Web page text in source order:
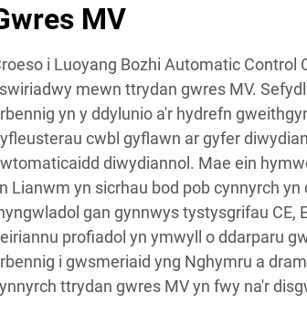
MV
i Luoyang Bozhi Automatic Control
mewn ttrydan gwres MV.
yn y ddylunio a'r hydrefn
cwbl gyflawn ar gyfer
diwydiannol. Mae ein
Lianwm yn sicrhau bod pob cynnyrch
gan gynnwys tystysgrifau CE,
profiadol yn ymwyll o ddarparu
i gwsmeriaid yng Nghymru a
ttrydan gwres MV yn fwy na'r